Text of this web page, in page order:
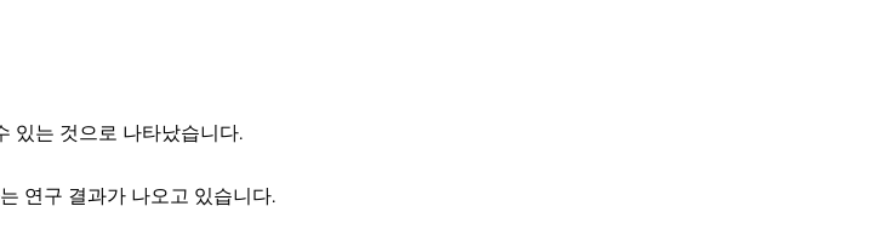
있는 것으로 나타났습니다.
연구 결과가 나오고 있습니다.